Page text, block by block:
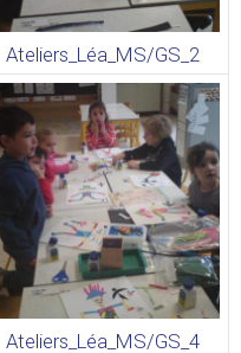
Ateliers_Léa_MS/GS_2
Ateliers_Léa_MS/GS_4